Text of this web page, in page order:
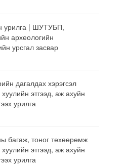
урилга | ШУТУБП,
археологийн
урсгал засвар
дагалдах хэрэгсэл
этгээд, аж ахуйн
урилга
багаж, тоног төхөөрөмж
этгээд, аж ахуйн
урилга